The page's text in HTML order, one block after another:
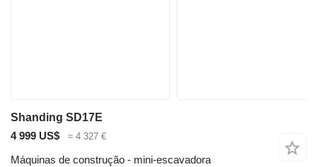
Shanding SD17E
4 999 US$
≈ 4 327 €
Máquinas de construção - mini-escavadora